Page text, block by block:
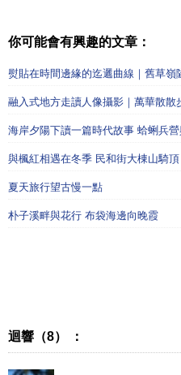
你可能會有興趣的文章：
熨貼在時間邊緣的迄邐曲線｜舊草
融入式地方走讀人像攝影｜萬華散散
海岸夕陽下讀一篇時代故事 蛤蜊兵
與楓紅相遇在冬季 民和街大棟山騎頂
夏天旅行望古慢一點
朴子溪畔與花行 布袋海邊向晚霞
迴響（8） ：